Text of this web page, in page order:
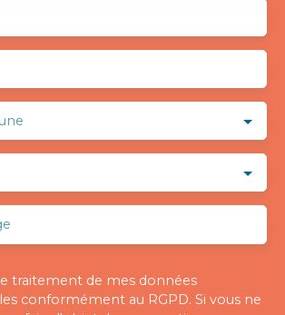
traitement de mes données
conformément au RGPD. Si vous ne